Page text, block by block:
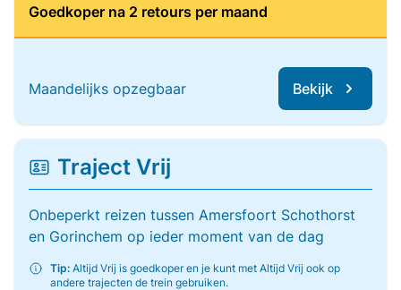
Goedkoper na 2 retours per maand
Maandelijks opzegbaar Bekijk
Traject Vrij
Onbeperkt reizen tussen Amersfoort Schothorst
en Gorinchem op ieder moment van de dag
Tip: Altijd Vrij is goedkoper en je kunt met Altijd Vrij ook op
andere trajecten de trein gebruiken.